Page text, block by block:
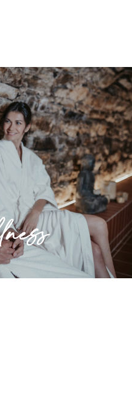
und Seele. Lassen
Wellness- und
verwöhnen.